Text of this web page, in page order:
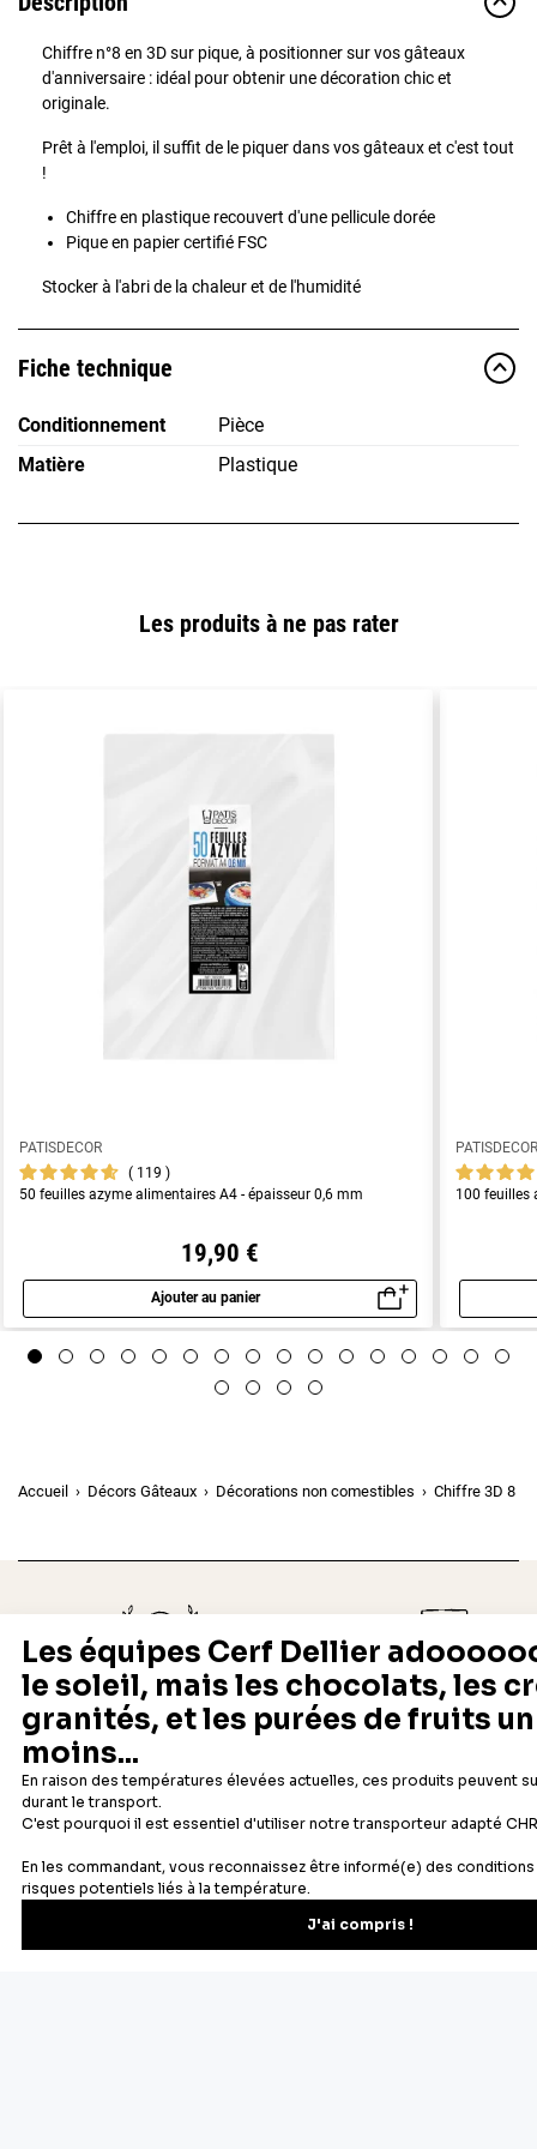
Chiffre n°8 en 3D sur pique, à positionner sur vos gâteaux
d'anniversaire : idéal pour obtenir une décoration chic et
originale.
Prêt à l'emploi, il suffit de le piquer dans vos gâteaux et c'est tout
!
Chiffre en plastique recouvert d'une pellicule dorée
Pique en papier certifié FSC
Stocker à l'abri de la chaleur et de l'humidité
Fiche technique
Conditionnement
Pièce
Matière
Plastique
Les produits à ne pas rater
PATISDECOR
119
50 feuilles azyme alimentaires A4 - épaisseur 0,6 mm
19,90 €
Ajouter au panier
Aperçu rapide
100 feuilles
Accueil Décors Gâteaux Décorations non comestibles Chiffre 3D 8
Depuis 1932
Fabricant français reconnu
Livraison rapide 24/48h
Offerte dès 69 € en point
Newsletter
Recevez les recettes, astuces et offres spéciales.